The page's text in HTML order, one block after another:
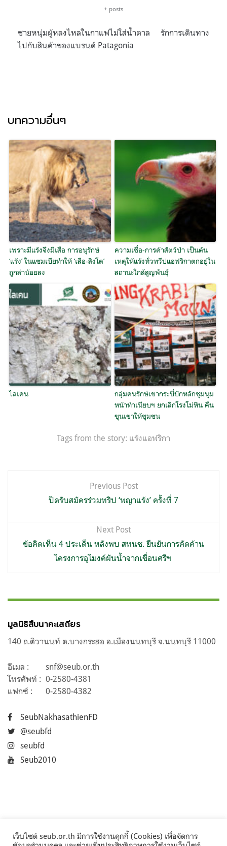
+ posts
ชายหนุ่มผู้หลงไหลในกาแฟไม่ใส่น้ำตาล รักการเดินทาง
ไปกับสินค้าของแบรนด์ Patagonia
บทความอื่นๆ
เพราะมีแร้งจึงมีเสือ การอนุรักษ์
‘แร้ง’ ในแซมเบียทำให้ ‘เสือ-สิงโต’
ถูกล่าน้อยลง
ความเชื่อ-การค้าสัตว์ป่า เป็นต้น
เหตุให้แร้งทั่วทวีปแอฟริกาตกอยู่ใน
สถานะใกล้สูญพันธุ์
ไลเคน
กลุ่มคนรักษ์เขากระบี่ปักหลักชุมนุม
หน้าทำเนียบฯ ยกเลิกโรงโม่หิน คืน
ขุนเขาให้ชุมชน
Tags from the story: แร้งแอฟริกา
Previous Post
ปิดรับสมัครร่วมทริป ‘พญาแร้ง’ ครั้งที่ 7
Next Post
ข้อคิดเห็น 4 ประเด็น หลังพบ สทนช. ยืนยันการคัดค้าน
โครงการอุโมงค์ผันน้ำจากเขื่อนศรีฯ
มูลนิธิสืบนาคะเสถียร
140 ถ.ติวานนท์ ต.บางกระสอ อ.เมืองนนทบุรี จ.นนทบุรี 11000
อีเมล :
snf@seub.or.th
โทรศัพท์ : 0-2580-4381
แฟกซ์ :
0-2580-4382
SeubNakhasathienFD
@seubfd
seubfd
Seub2010
เว็บไซต์ seub.or.th มีการใช้งานคุกกี้ (Cookies) เพื่อจัดการ